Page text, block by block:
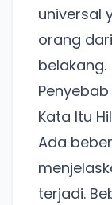
universal
orang
belakang.
Kata Itu
Ada
terjadi.